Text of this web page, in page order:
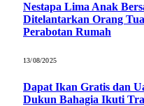
Nestapa Lima Anak
Ditelantarkan Orang
Perabotan Rumah
13/08/2025
Dapat Ikan Gratis dan
Dukun Bahagia Ikuti